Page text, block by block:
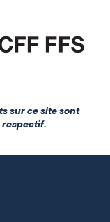
sur ce site sont
respectif.